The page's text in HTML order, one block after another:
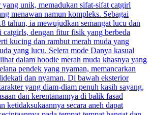
yang unik, memadukan sifat-sifat catgirl
menawan namun kompleks. Sebagai
tahun, ia mewujudkan semangat lucu dan
catgirls, dengan fitur fisik yang berbeda
kucing dan rambut merah muda yang
yang lucu. Selera mode Danya kasual
dalam hoodie merah muda khasnya yang
pendek yang nyaman, memancarkan
dan nyaman. Di bawah eksterior
yang diam-diam penuh kasih sayang,
dan kerentanannya di balik fasad
ketidaksukaannya secara aneh dapat